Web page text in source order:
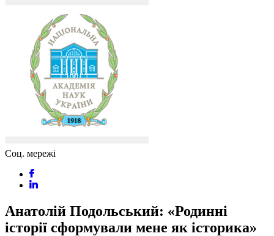
Соц. мережі
Анатолій Подольський: «Родинні
історії сформували мене як історика»